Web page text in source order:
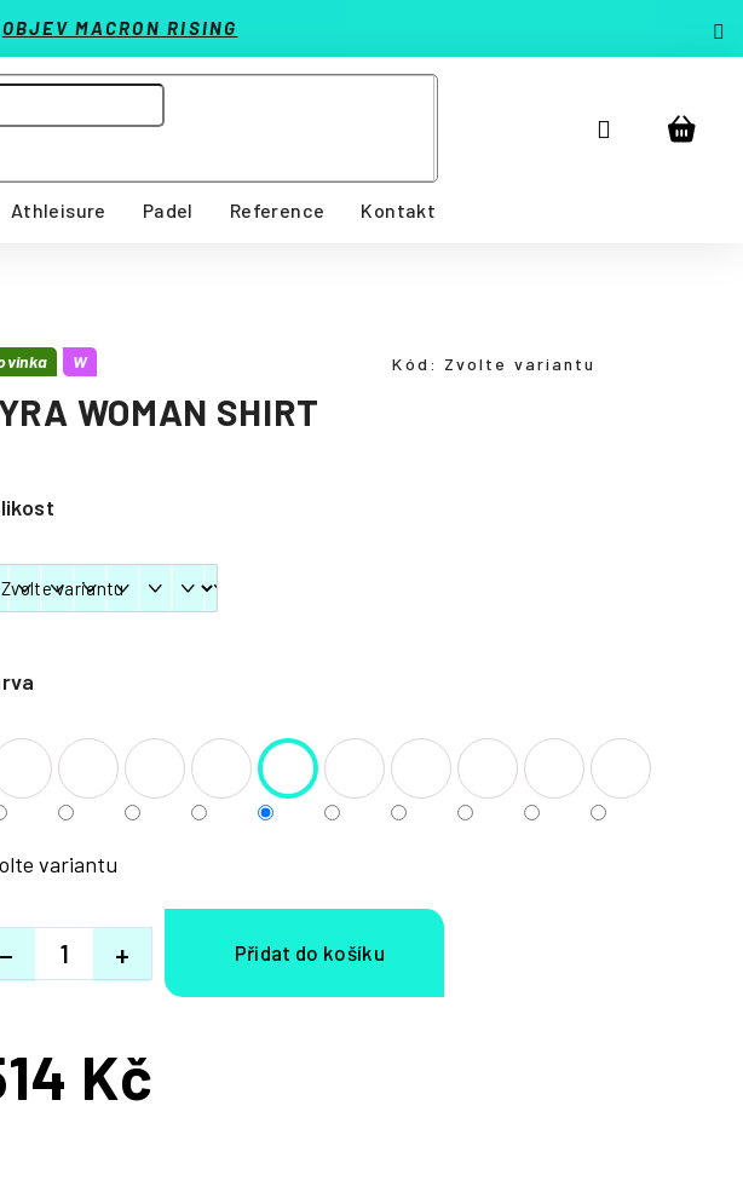
OBJEV MACRON RISING
Přihlášení
Athleisure Padel Reference Kontakt
WOMAN SHIRT
variantu
+
−
W Kód: Zvolte variantu
Kč